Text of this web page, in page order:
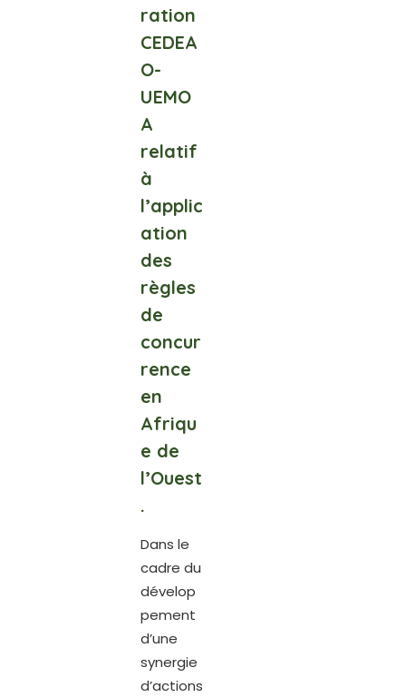
ration
CEDEA
O-
UEMO
A
relatif
à
l’applic
ation
des
règles
de
concur
rence
en
Afriqu
e de
l’Ouest
.
Dans le
cadre du
dévelop
pement
d’une
synergie
d’actions